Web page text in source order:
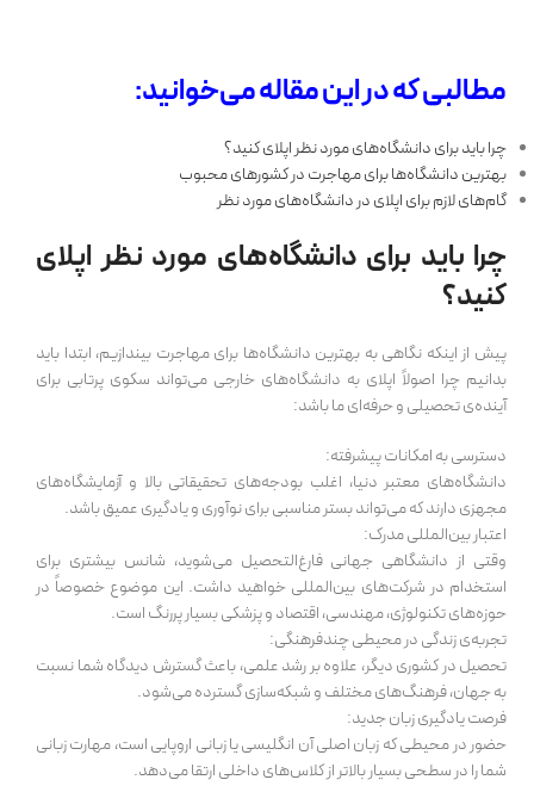
مطالبی که در این مقاله می‌خوانید:
چرا باید برای دانشگاه‌های مورد نظر اپلای کنید؟
بهترین دانشگاه‌ها برای مهاجرت در کشورهای محبوب
گام‌های لازم برای اپلای در دانشگاه‌های مورد نظر
چرا باید برای دانشگاه‌های مورد نظر اپلای
کنید؟
پیش از اینکه نگاهی به بهترین دانشگاه‌ها برای مهاجرت بیندازیم، ابتدا باید
بدانیم چرا اصولاً اپلای به دانشگاه‌های خارجی می‌تواند سکوی پرتابی برای
آینده‌ی تحصیلی و حرفه‌ای ما باشد:
دسترسی به امکانات پیشرفته:
دانشگاه‌های معتبر دنیا، اغلب بودجه‌های تحقیقاتی بالا و آزمایشگاه‌های
مجهزی دارند که می‌تواند بستر مناسبی برای نوآوری و یادگیری عمیق باشد.
اعتبار بین‌المللی مدرک:
وقتی از دانشگاهی جهانی فارغ‌التحصیل می‌شوید، شانس بیشتری برای
استخدام در شرکت‌های بین‌المللی خواهید داشت. این موضوع خصوصاً در
حوزه‌های تکنولوژی، مهندسی، اقتصاد و پزشکی بسیار پررنگ است.
تجربه‌ی زندگی در محیطی چندفرهنگی:
تحصیل در کشوری دیگر، علاوه بر رشد علمی، باعث گسترش دیدگاه شما نسبت
به جهان، فرهنگ‌های مختلف و شبکه‌سازی گسترده می‌شود.
فرصت یادگیری زبان جدید:
حضور در محیطی که زبان اصلی آن انگلیسی یا زبانی اروپایی است، مهارت زبانی
شما را در سطحی بسیار بالاتر از کلاس‌های داخلی ارتقا می‌دهد.